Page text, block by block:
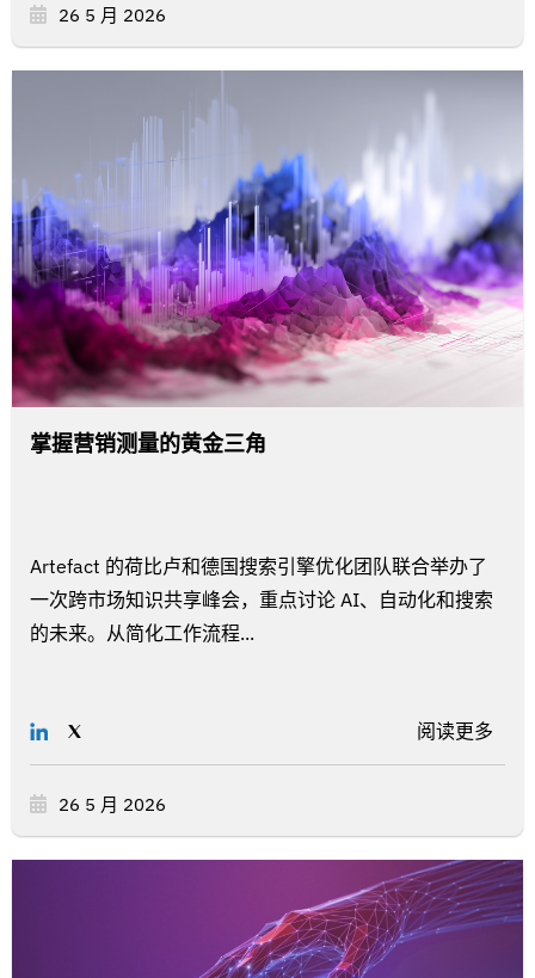
26 5 月 2026
掌握营销测量的黄金三角
Artefact 的荷比卢和德国搜索引擎优化团队联合举办了
一次跨市场知识共享峰会，重点讨论 AI、自动化和搜索
的未来。从简化工作流程...
阅读更多
26 5 月 2026